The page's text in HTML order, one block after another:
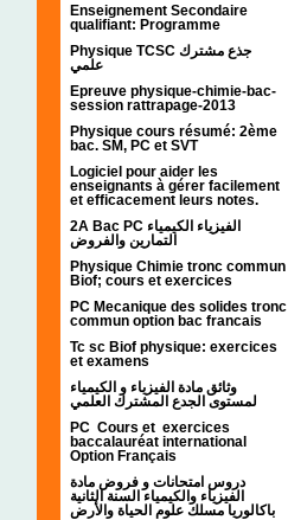
Enseignement Secondaire
qualifiant: Programme
Physique TCSC جذع مشترك
علمي
Epreuve physique-chimie-bac-
session rattrapage-2013
Physique cours résumé: 2ème
bac. SM, PC et SVT
Logiciel pour aider les
enseignants à gérer facilement
et efficacement leurs notes.
2A Bac PC الفيزياء الكيمياء
التمارين والفروض
Physique Chimie tronc commun
Biof; cours et exercices
PC Mecanique des solides tronc
commun option bac francais
Tc sc Biof physique: exercices
et examens
وثائق مادة الفيزياء و الكيمياء
PC Cours et exercices
baccalauréat international
Option Français
دروس امتحانات و فروض مادة
الفيزياء والكيمياء السنة الثانية
باكالوريا مسلك علوم الحياة والأرض